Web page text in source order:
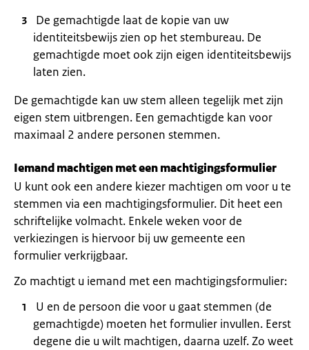
De gemachtigde laat de kopie van uw
identiteitsbewijs zien op het stembureau. De
gemachtigde moet ook zijn eigen identiteitsbewijs
laten zien.
De gemachtigde kan uw stem alleen tegelijk met zijn
eigen stem uitbrengen. Een gemachtigde kan voor
maximaal 2 andere personen stemmen.
Iemand machtigen met een machtigingsformulier
U kunt ook een andere kiezer machtigen om voor u te
stemmen via een machtigingsformulier. Dit heet een
schriftelijke volmacht. Enkele weken voor de
verkiezingen is hiervoor bij uw gemeente een
formulier verkrijgbaar.
Zo machtigt u iemand met een machtigingsformulier:
U en de persoon die voor u gaat stemmen (de
gemachtigde) moeten het formulier invullen. Eerst
degene die u wilt machtigen, daarna uzelf. Zo weet